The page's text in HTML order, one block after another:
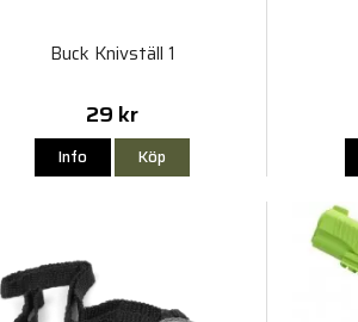
Buck Knivställ 1
29 kr
Info Köp